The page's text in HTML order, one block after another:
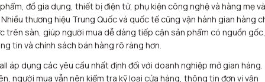
đồ gia dụng, thiết bị điện tử, phụ kiện công nghệ và hàng mẹ và
thương hiệu Trung Quốc và quốc tế cũng vận hành gian hàng
trên sàn, giúp người mua dễ dàng tiếp cận sản phẩm có nguồn gốc,
tin và chính sách bán hàng rõ ràng hơn.
áp dụng các yêu cầu nhất định đối với doanh nghiệp mở gian hàng.
người mua vẫn nên kiểm tra kỹ loại cửa hàng, thông tin đơn vị vận